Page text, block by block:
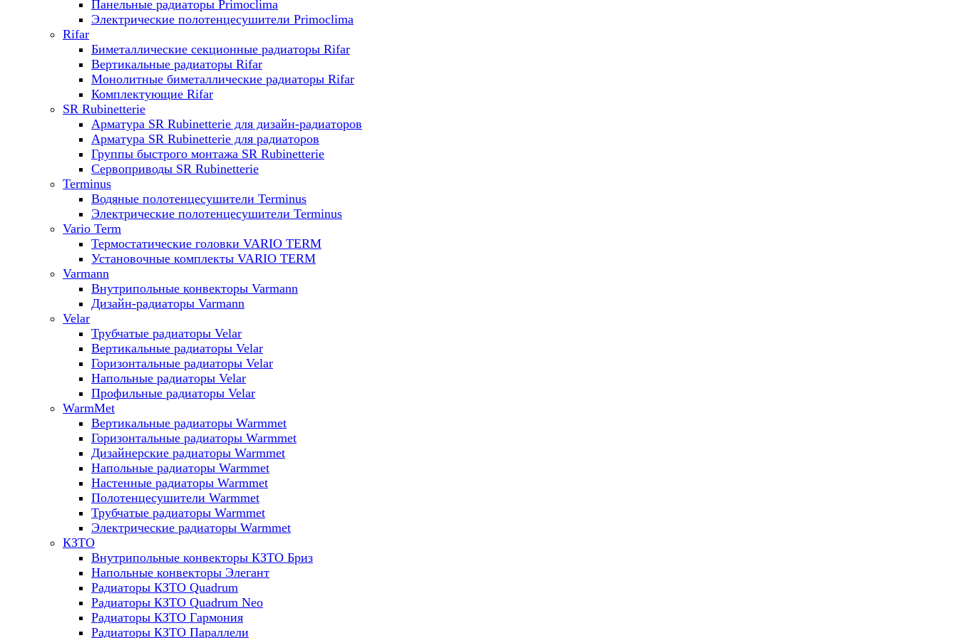
Панельные радиаторы Primoclima
Электрические полотенцесушители Primoclima
Rifar
Биметаллические секционные радиаторы Rifar
Вертикальные радиаторы Rifar
Монолитные биметаллические радиаторы Rifar
Комплектующие Rifar
SR Rubinetterie
Арматура SR Rubinetterie для дизайн-радиаторов
Арматура SR Rubinetterie для радиаторов
Группы быстрого монтажа SR Rubinetterie
Сервоприводы SR Rubinetterie
Terminus
Водяные полотенцесушители Terminus
Электрические полотенцесушители Terminus
Vario Term
Термостатические головки VARIO TERM
Установочные комплекты VARIO TERM
Varmann
Внутрипольные конвекторы Varmann
Дизайн-радиаторы Varmann
Velar
Трубчатые радиаторы Velar
Вертикальные радиаторы Velar
Горизонтальные радиаторы Velar
Напольные радиаторы Velar
Профильные радиаторы Velar
WarmMet
Вертикальные радиаторы Warmmet
Горизонтальные радиаторы Warmmet
Дизайнерские радиаторы Warmmet
Напольные радиаторы Warmmet
Настенные радиаторы Warmmet
Полотенцесушители Warmmet
Трубчатые радиаторы Warmmet
Электрические радиаторы Warmmet
КЗТО
Внутрипольные конвекторы КЗТО Бриз
Напольные конвекторы Элегант
Радиаторы КЗТО Quadrum
Радиаторы КЗТО Quadrum Neo
Радиаторы КЗТО Гармония
Радиаторы КЗТО Параллели